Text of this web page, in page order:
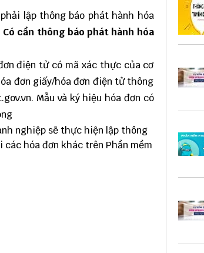
lập thông báo phát hành hóa
Có cần thông báo phát hành hóa
điện tử có mã xác thực của cơ
đơn giấy/hóa đơn điện tử thông
. Mẫu và ký hiệu hóa đơn có
nghiệp sẽ thực hiện lập thông
các hóa đơn khác trên Phần mềm